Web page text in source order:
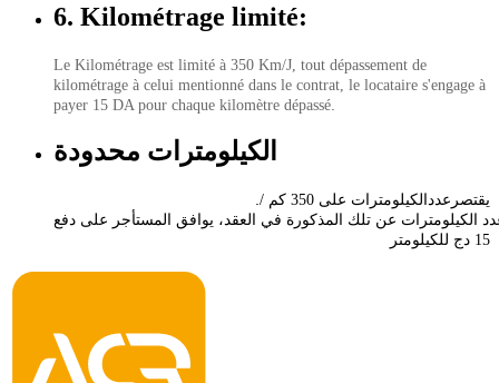
6. Kilométrage limité:
Le Kilométrage est limité à 350 Km/J, tout dépassement de
kilométrage à celui mentionné dans le contrat, le locataire s'engage à
payer 15 DA pour chaque kilomètre dépassé
الكيلومترات محدودة
.يقتصر عددالكيلومترات على كم /
الكيلومترات عن تلك المذكورة في العقد، يوافق المستأجر على دفع
15 دج للكيلومتر